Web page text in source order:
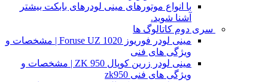
با انواع موتورهای مینی لودرهای بابکت بیشتر
آشنا شوید.
سری دوم کاتالوگ ها
مینی لودر فوریوز Foruse UZ 1020 | مشخصات و
ویژگی های فنی
مینی لودر زرین کوپال ZK 950 | مشخصات و
ویژگی های فنی zk950